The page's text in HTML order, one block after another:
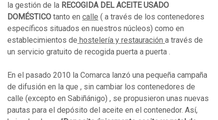
la gestión de la RECOGIDA DEL ACEITE USADO
DOMÉSTICO tanto en calle ( a través de los contenedores
específicos situados en nuestros núcleos) como en
establecimientos de hostelería y restauración a través de
un servicio gratuito de recogida puerta a puerta .
En el pasado 2010 la Comarca lanzó una pequeña campaña
de difusión en la que , sin cambiar los contenedores de
calle (excepto en Sabiñánigo) , se propusieron unas nuevas
pautas para el depósito del aceite en el contenedor. Así,